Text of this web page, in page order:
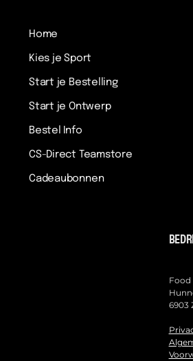
Home
Kies je Sport
Start je Bestelling
Start je Ontwerp
Bestel Info
CS-Direct Teamstore
Cadeaubonnen
Food
6903